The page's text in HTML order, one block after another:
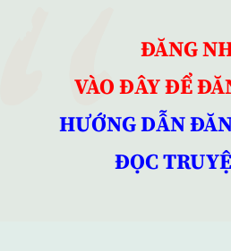
ĐĂNG
VÀO ĐÂY ĐỂ
HƯỚNG DẪN
ĐỌC